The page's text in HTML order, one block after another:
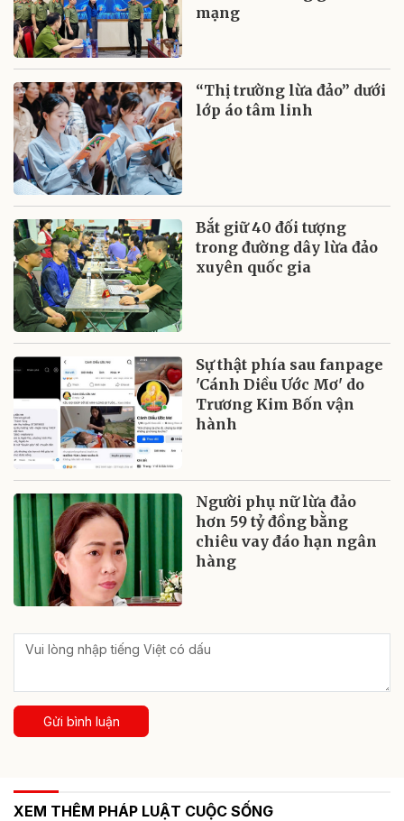
mạng
“Thị trường lừa đảo” dưới
lớp áo tâm linh
Bắt giữ 40 đối tượng
trong đường dây lừa đảo
xuyên quốc gia
Sự thật phía sau fanpage
'Cánh Diều Ước Mơ' do
Trương Kim Bốn vận
hành
Người phụ nữ lừa đảo
hơn 59 tỷ đồng bằng
chiêu vay đáo hạn ngân
hàng
Gửi bình luận
XEM THÊM PHÁP LUẬT CUỘC SỐNG